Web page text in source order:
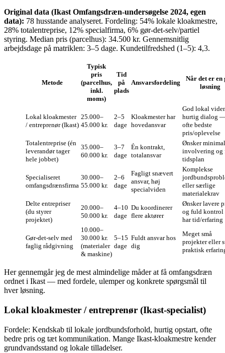
Original data (Ikast Omfangsdræn‑undersøgelse 2024, egen
data): 78 husstande analyseret. Fordeling: 54% lokale kloakmestre,
28% totalentreprise, 12% specialfirma, 6% gør‑det‑selv/partiel
styring. Median pris (parcelhus): 34.500 kr. Gennemsnitlig
arbejdsdage på matriklen: 3–5 dage. Kundetilfredshed (1–5): 4,3.
Metode
Typisk
pris
(parcelhus,
inkl.
moms)
Tid
på
plads
Ansvarsfordeling
Når det er en
løsning
Lokal kloakmester
/ entreprenør (Ikast)
25.000–
45.000 kr.
2–5
dage
Kloakmester har
hovedansvar
God lokal
hurtig dialog
ofte bedste
pris/oplevelse
Totalentreprise (én
leverandør tager
hele jobbet)
35.000–
60.000 kr.
3–7
dage
Én kontrakt,
totalansvar
Ønsker minimal
involvering og
tidsplan
Specialiseret
omfangsdrænsfirma
30.000–
55.000 kr.
2–6
dage
Fagligt snævert
ansvar, høj
specialviden
Komplekse
eller særlige
materialekrav
Delte entrepriser
(du styrer
projektet)
20.000–
50.000 kr.
4–10
dage
Du koordinerer
flere aktører
Ønsker lavere
og fuld
har tid/erfaring
Gør‑det‑selv med
faglig rådgivning
10.000–
30.000 kr.
(materialer
& maskine)
5–15
dage
Fuldt ansvar hos
dig
Meget små
projekter eller
praktisk
Her gennemgår jeg de mest almindelige måder at få omfangsdræn
ordnet i Ikast — med fordele, ulemper og konkrete spørgsmål til
hver løsning.
Lokal kloakmester / entreprenør (Ikast‑specialist)
Fordele: Kendskab til lokale jordbundsforhold, hurtig opstart, ofte
bedre pris og tæt kommunikation. Mange Ikast‑kloakmestre kender
grundvandsstand og lokale tilladelser.